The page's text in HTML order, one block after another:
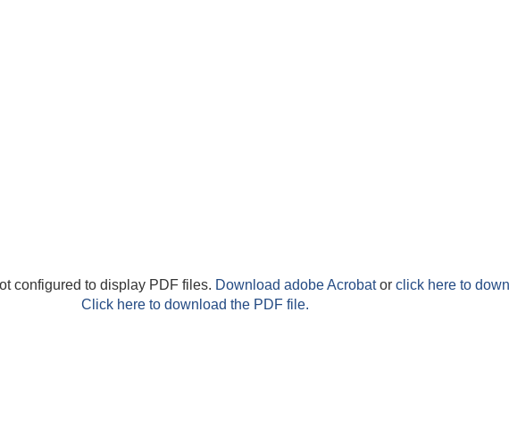
configured to display PDF files. Download adobe Acrobator click here to
Click here to download the PDF file.